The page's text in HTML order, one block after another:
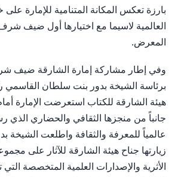
بارزة تعكس المكانة المتنامية للإمارة على
العالمية لاسيما مع اختيارها أول ضيف
المعرض.
وفي إطار مشاركة إمارة الشارقة ضيف
برئاسة الشيخة بدور بنت سلطان القاسمي
هيئة الشارقة للكتاب استعرضت الإمارة
جانباً من منجزها الثقافي والحضاري الذي
عالمياً للمعرفة والثقافة واطلعت الشيخة
زيارتها جناح هيئة الشارقة للآثار على
الأثرية والإصدارات العلمية المتخصصة